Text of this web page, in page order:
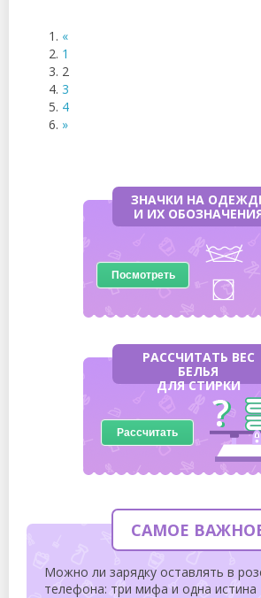
«
1
2
3
4
»
ЗНАЧКИ НА
И ИХ
Посмотреть
РАССЧИТАТЬ ВЕС
БЕЛЬЯ
ДЛЯ СТИРКИ
Рассчитать
САМОЕ
Можно ли зарядку оставлять в
телефона: три мифа и одна истина